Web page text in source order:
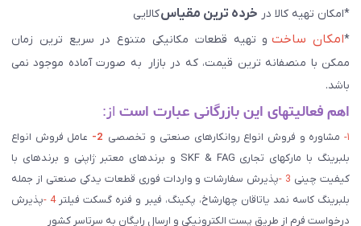
*امکان تهیه کالا در خرده ترین مقیاسکالایی
*امکان ساختو تهیه قطعات مکانیکی متنوع در سریع ترین زمان
ممکن با منصفانه ترین قیمت، که در بازار به صورت آماده موجود نمی
باشد.
اهم فعالیتهای این بازرگانی عبارت است از:
۱- مشاوره و فروش انواع روانکارهای صنعتی و تخصصی 2-
عامل فروش انواع
بلبرینگ با مارکهای تجاری SKF & FAG و برندهای معتبر ژاپنی و برندهای با
کیفیت چینی 3 - پذیرش سفارشات و واردات فوری قطعات یدکی صنعتی از جمله
بلبرینگ کاسه نمد یاتاقان چهارشاخ، پکینگ، فیبر و فنره گسکت فیلتر4 - پذیرش
درخواست فرم از طریق پست الکترونیکی و ارسال رایگان به سرتاسر کشور